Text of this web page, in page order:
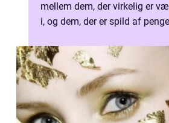
mellem dem, der virkelig er
i, og dem, der er spild af